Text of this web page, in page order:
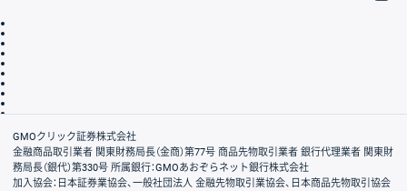
会社案内
GMOクリック証券株式会社
金融商品取引業者 関東財務局長（金商）第77号 商品先物取引業者 銀行代理業者 関東財
務局長（銀代）第330号 所属銀行：GMOあおぞらネット銀行株式会社
加入協会：日本証券業協会、一般社団法人 金融先物取引業協会、日本商品先物取引協会